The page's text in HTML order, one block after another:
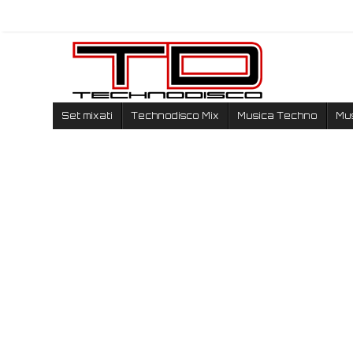
Set mixati Technodisco Mix Musica Techno